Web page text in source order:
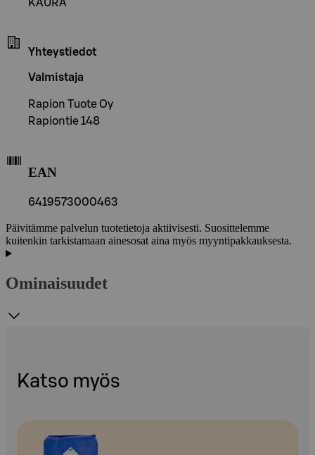
KAURA
Yhteystiedot
Valmistaja
Rapion Tuote Oy
Rapiontie 148
EAN
6419573000463
Päivitämme palvelun tuotetietoja aktiivisesti. Suosittelemme
kuitenkin tarkistamaan ainesosat aina myös myyntipakkauksesta.
Ominaisuudet
Katso myös